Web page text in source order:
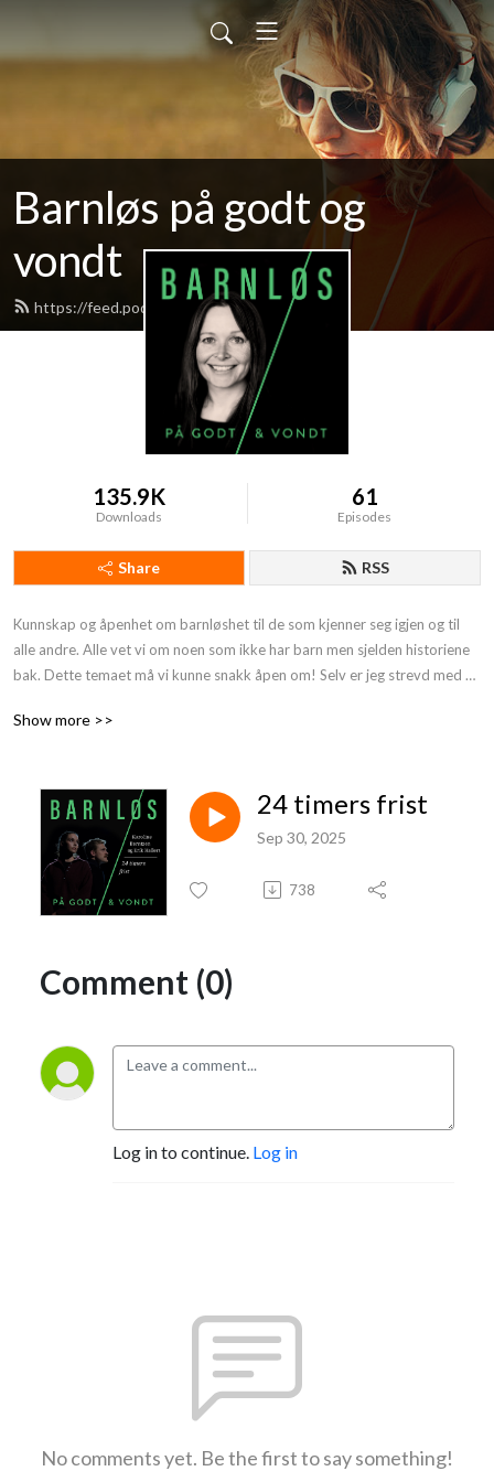
Barnløs på godt og
vondt
https://feed.podbean.com/barnlos/feed.xml
135.9K
Downloads
61
Episodes
Share RSS
Kunnskap og åpenhet om barnløshet til de som kjenner seg igjen og til
alle andre. Alle vet vi om noen som ikke har barn men sjelden historiene
bak. Dette temaet må vi kunne snakk åpen om! Selv er jeg strevd med å
deler sine egne erfaringer. Vi lever i et samfunn som er veldig
strever med å få barn og økt innsikt om et sårbart, viktig og
samfunnsaktuelt tema til alle dere andre.
Show more >>
24 timers frist
Sep 30, 2025
738
Comment (0)
Log in to continue. Log in
No comments yet. Be the first to say something!